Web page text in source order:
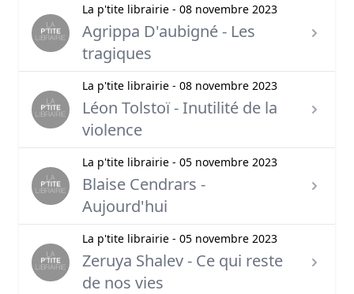
La p'tite librairie - 08 novembre 2023
Agrippa D'aubigné - Les
tragiques
La p'tite librairie - 08 novembre 2023
Léon Tolstoï - Inutilité de la
violence
La p'tite librairie - 05 novembre 2023
Blaise Cendrars -
Aujourd'hui
La p'tite librairie - 05 novembre 2023
Zeruya Shalev - Ce qui reste
de nos vies